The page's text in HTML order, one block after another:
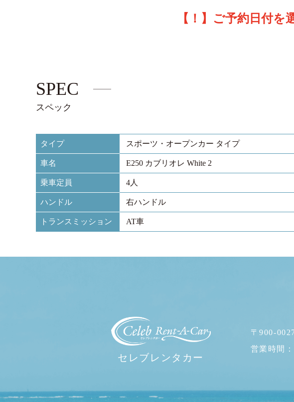
【！】ご予約日付を
SPEC
スペック
タイプ スポーツ・オープンカー タイプ
車名 E250 カブリオレ White 2
乗車定員 4人
ハンドル 右ハンドル
トランスミッション AT車
セレブレンタカー
〒900-
営業時間